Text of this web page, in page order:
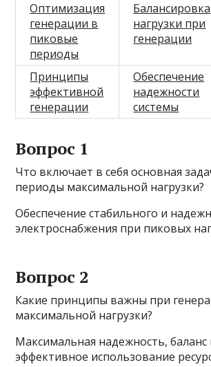
Оптимизация
генерации в
пиковые
периоды
Балансировка
нагрузки при
генерации
Принципы
эффективной
генерации
Обеспечение
надежности
системы
Вопрос 1
Что включает в себя основная
периоды максимальной нагрузки?
Обеспечение стабильного и
электроснабжения при пиковых
Вопрос 2
Какие принципы важны при
максимальной нагрузки?
Максимальная надежность, баланс
эффективное использование